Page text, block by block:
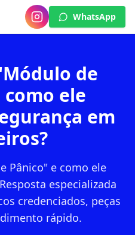
WhatsApp
de
como ele
em
Pânico" e como ele
especializada
credenciados, peças
rápido.